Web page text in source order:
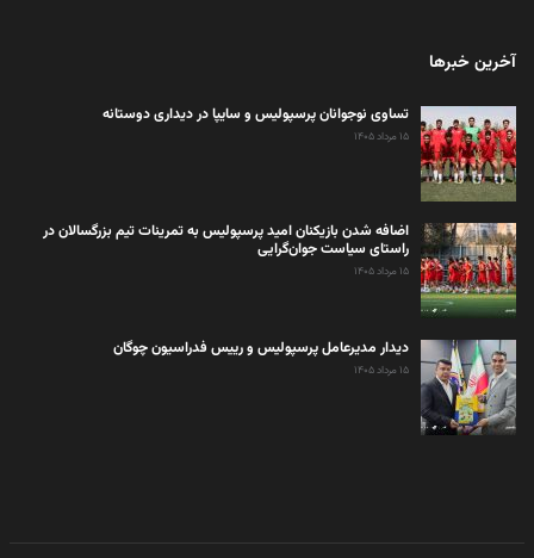
آخرین خبرها
تساوی نوجوانان پرسپولیس و سایپا در دیداری دوستانه
۱۵ مرداد ۱۴۰۵
اضافه شدن بازیکنان امید پرسپولیس به تمرینات تیم بزرگسالان در
راستای سیاست جوان‌گرایی
۱۵ مرداد ۱۴۰۵
دیدار مدیرعامل پرسپولیس و رییس فدراسیون چوگان
۱۵ مرداد ۱۴۰۵